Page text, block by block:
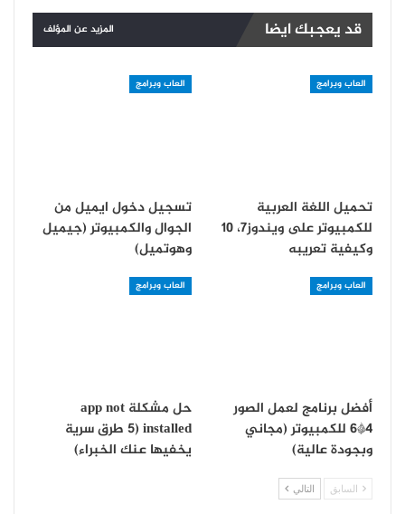
قد يعجبك ايضا المزيد عن المؤلف
العاب وبرامج
تحميل اللغة العربية
للكمبيوتر على ويندوز7، 10
وكيفية تعريبه
العاب وبرامج
تسجيل دخول ايميل من
الجوال والكمبيوتر (جيميل
وهوتميل)
العاب وبرامج
أفضل برنامج لعمل الصور
4*6 للكمبيوتر (مجاني
وبجودة عالية)
العاب وبرامج
حل مشكلة app not
installed (5 طرق سرية
يخفيها عنك الخبراء)
السابق التالي